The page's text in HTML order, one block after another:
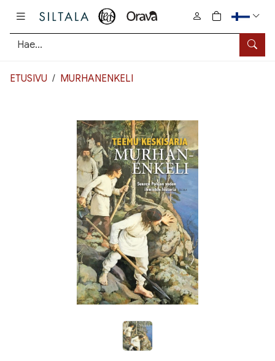
Hae
0
tuotetta
ETUSIVU MURHANENKELI